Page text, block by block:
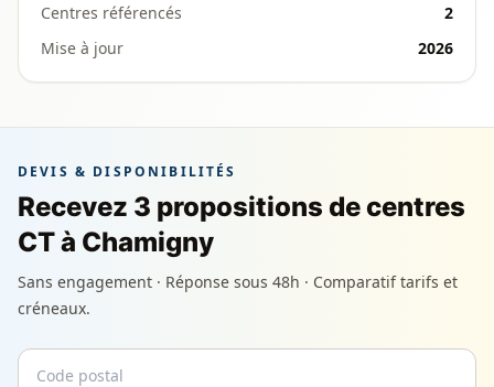
Centres référencés
2
Mise à jour
2026
DEVIS & DISPONIBILITÉS
Recevez 3 propositions de centres
CT à Chamigny
Sans engagement · Réponse sous 48h · Comparatif tarifs et
créneaux.
Code postal
Email